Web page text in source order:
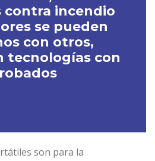
contra incendio
se pueden
con otros,
tecnologías con
son para la